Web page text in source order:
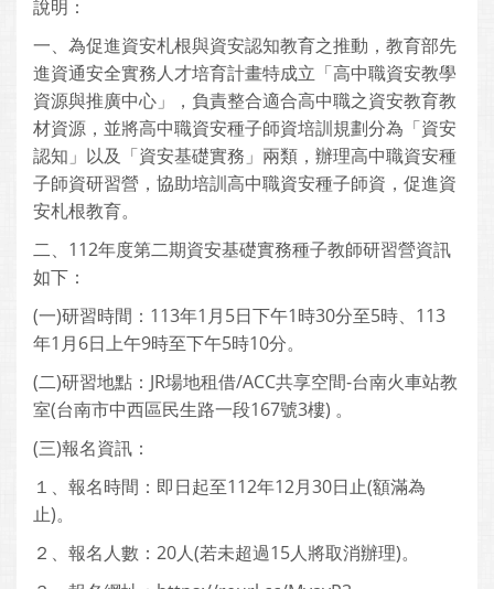
說明：
一、為促進資安札根與資安認知教育之推動，教育部先
進資通安全實務人才培育計畫特成立「高中職資安教學
資源與推廣中心」，負責整合適合高中職之資安教育教
材資源，並將高中職資安種子師資培訓規劃分為「資安
認知」以及「資安基礎實務」兩類，辦理高中職資安種
子師資研習營，協助培訓高中職資安種子師資，促進資
安札根教育。
二、112年度第二期資安基礎實務種子教師研習營資訊
如下：
(一)研習時間：113年1月5日下午1時30分至5時、113
年1月6日上午9時至下午5時10分。
(二)研習地點：JR場地租借/ACC共享空間-台南火車站教
室(台南市中西區民生路一段167號3樓) 。
(三)報名資訊：
１、報名時間：即日起至112年12月30日止(額滿為
止)。
２、報名人數：20人(若未超過15人將取消辦理)。